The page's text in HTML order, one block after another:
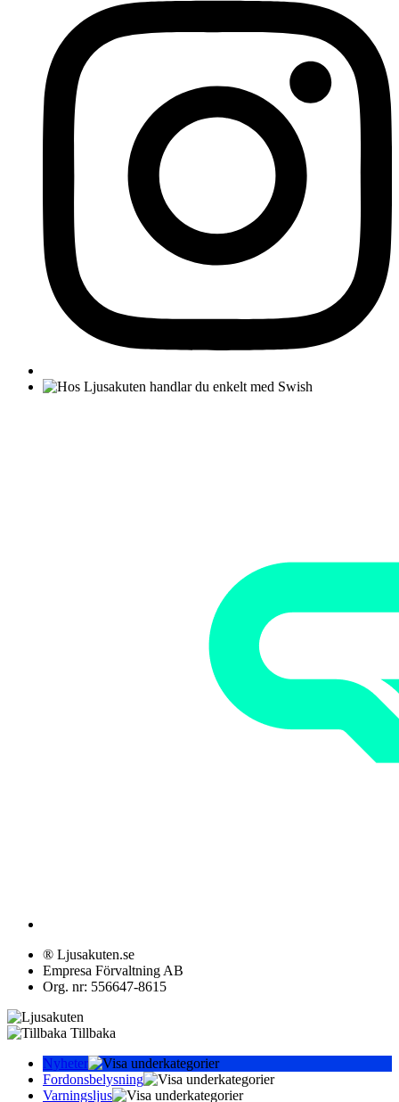
® Ljusakuten.se
Empresa Förvaltning AB
Org. nr: 556647-8615
Tillbaka
Nyheter
Fordonsbelysning
Varningsljus